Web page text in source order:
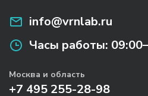
под бюджет/задачи», мы
питание, возможность
— наши
найти баланс «цена /
Полное название
info@vrnlab.ru
Часы работы:
Москва и область
+7 495 255-28-98